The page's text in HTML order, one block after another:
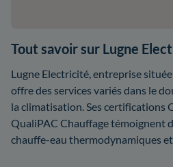
Tout savoir sur Lugne
Lugne Electricité, entreprise
offre des services variés dans le
la climatisation. Ses certifications
QualiPAC Chauffage témoignent
chauffe-eau thermodynamiques